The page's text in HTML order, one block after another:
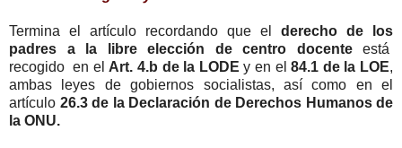
Termina el artículo recordando que el derecho de los
padres a la libre elección de centro docenteestá
recogido en el Art. 4.b de la LODE y en el84.1 de la LOE,
ambas leyes de gobiernos socialistas, así como en el
artículo 26.3 de la Declaración de Derechos Humanos de
la ONU.